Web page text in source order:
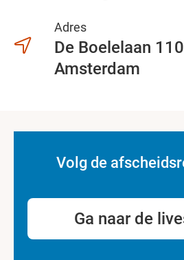
Adres
De Boelelaan
Amsterdam
Volg de
Ga naar de